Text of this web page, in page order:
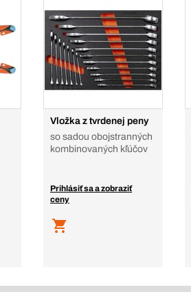
Vložka z tvrdenej peny
so sadou obojstranných
kombinovaných kľúčov
Prihlásiť sa a zobraziť
ceny